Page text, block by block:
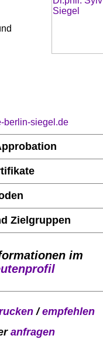
berlin-siegel.de
Zielgruppen
im
/empfehlen
anfragen